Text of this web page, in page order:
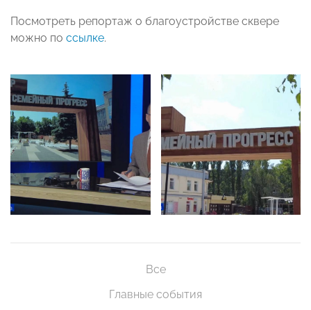
Посмотреть репортаж о благоустройстве сквере
можно по ссылке.
Все
Главные события